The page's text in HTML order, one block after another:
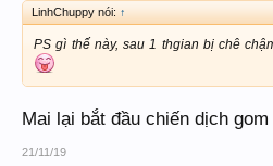
LinhChuppy nói: ↑
PS gì thế này, sau 1 thgian bị chê
Mai lại bắt đầu chiến dịch
21/11/19